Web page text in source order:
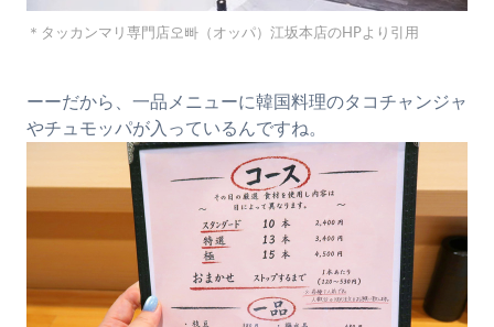
＊タッカンマリ専門店오빠（オッパ）江坂本店のHPより引用
ーーだから、一品メニューに韓国料理のタコチャンジャ
やチュモッパが入っているんですね。